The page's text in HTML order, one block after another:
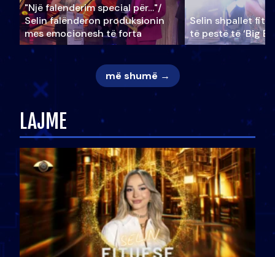
"Një falenderim special për…"/
Selin falënderon produksionin
mes emocionesh të forta
Selin shpallet
të pestë të ‘Big
më shumë →
LAJME